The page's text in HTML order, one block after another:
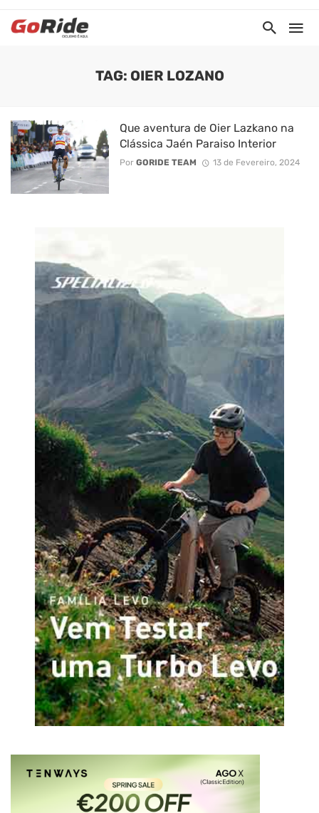
TAG: OIER LOZANO
Que aventura de Oier Lazkano na
Clássica Jaén Paraiso Interior
Por GORIDE TEAM 13 de Fevereiro, 2024